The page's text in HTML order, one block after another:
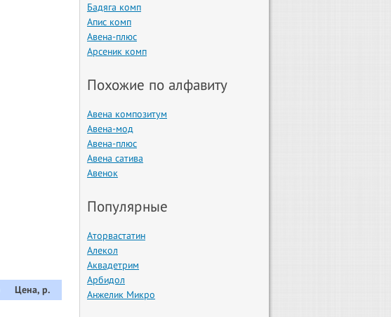
Цена, р.
Бадяга комп
Апис комп
Авена-плюс
Арсеник комп
Похожие по алфавиту
Авена композитум
Авена-мод
Авена-плюс
Авена сатива
Авенок
Популярные
Аторвастатин
Алекол
Аквадетрим
Арбидол
Анжелик Микро